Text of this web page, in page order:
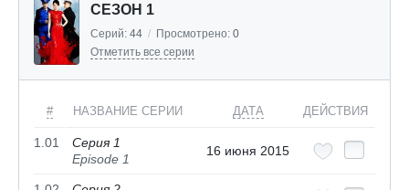
СЕЗОН 1
Серий: 44 / Просмотрено: 0
Отметить все серии
# НАЗВАНИЕ СЕРИИ ДАТА ДЕЙСТВИЯ
1.01
Серия 1
Episode 1
16 июня 2015